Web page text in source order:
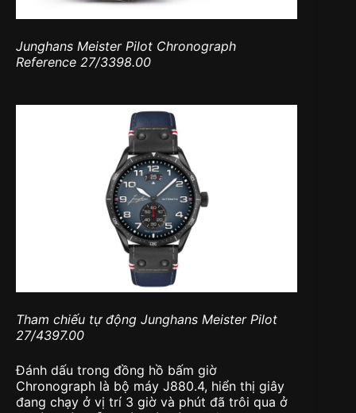
Junghans Meister Pilot Chronograph
Reference 27/3398.00
Tham chiếu tự động Junghans Meister Pilot
27/4397.00
Đánh dấu trong đồng hồ bấm giờ
Chronograph là bộ máy J880.4, hiển thị giây
đang chạy ở vị trí 3 giờ và phút đã trôi qua ở